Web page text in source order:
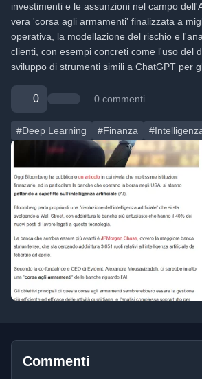
investimenti e le assunzioni nel campo
vera 'corsa agli armamenti' finalizzata a
operativa, la modellazione del rischio e
clienti, con esempi concreti come l'uso del
sviluppo di strumenti simili a ChatGPT per
0 0 commenti
#Deep Learning #Finanza
Commenti